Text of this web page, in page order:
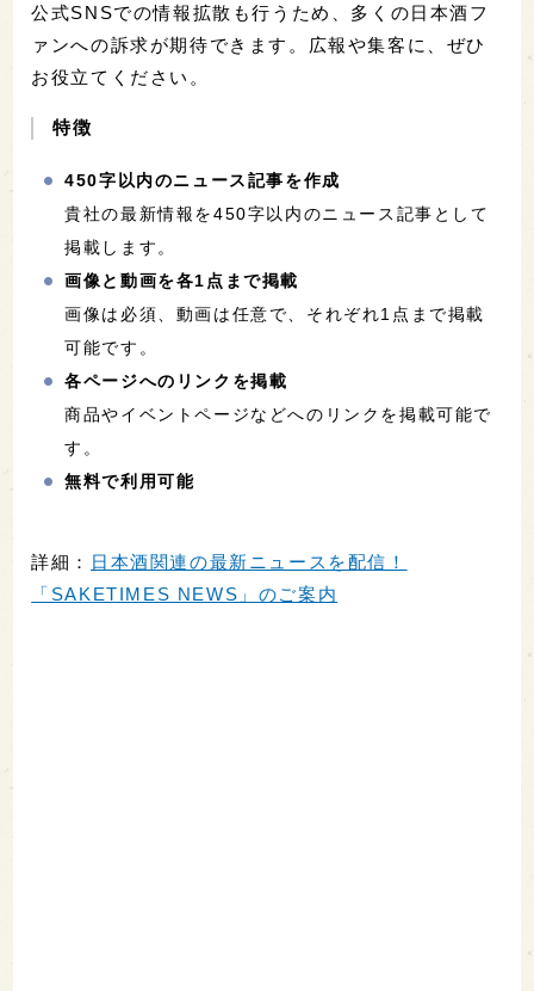
公式SNSでの情報拡散も行うため、多くの日本酒フ
ァンへの訴求が期待できます。広報や集客に、ぜひ
お役立てください。
特徴
450字以内のニュース記事を作成
貴社の最新情報を450字以内のニュース記事として
掲載します。
画像と動画を各1点まで掲載
画像は必須、動画は任意で、それぞれ1点まで掲載
可能です。
各ページへのリンクを掲載
商品やイベントページなどへのリンクを掲載可能で
す。
無料で利用可能
詳細： 日本酒関連の最新ニュースを配信！
「SAKETIMES NEWS」のご案内